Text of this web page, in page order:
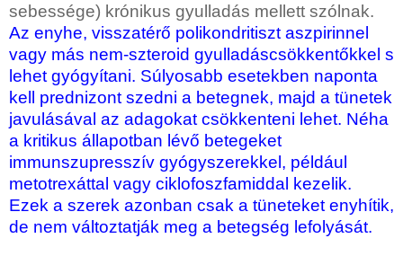
sebessége) krónikus gyulladás mellett szólnak.
Az enyhe, visszatérő polikondritiszt aszpirinnel
vagy más nem-szteroid gyulladáscsökkentőkkel s
lehet gyógyítani. Súlyosabb esetekben naponta
kell prednizont szedni a betegnek, majd a tünetek
javulásával az adagokat csökkenteni lehet. Néha
a kritikus állapotban lévő betegeket
immunszupresszív gyógyszerekkel, például
metotrexáttal vagy ciklofoszfamiddal kezelik.
Ezek a szerek azonban csak a tüneteket enyhítik,
de nem változtatják meg a betegség lefolyását.